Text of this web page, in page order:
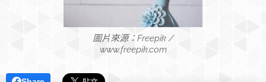
圖片來源：Freepik /
www.freepik.com